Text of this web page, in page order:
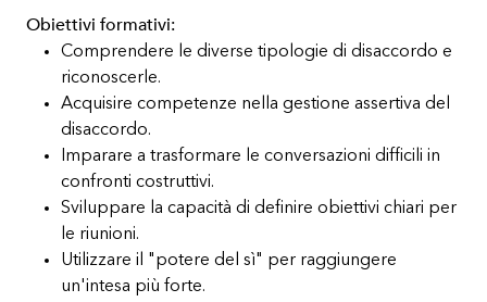
Obiettivi formativi:
Comprendere le diverse tipologie di disaccordo e
riconoscerle.
Acquisire competenze nella gestione assertiva del
disaccordo.
Imparare a trasformare le conversazioni difficili in
confronti costruttivi.
Sviluppare la capacità di definire obiettivi chiari per
le riunioni.
Utilizzare il "potere del sì" per raggiungere
un'intesa più forte.